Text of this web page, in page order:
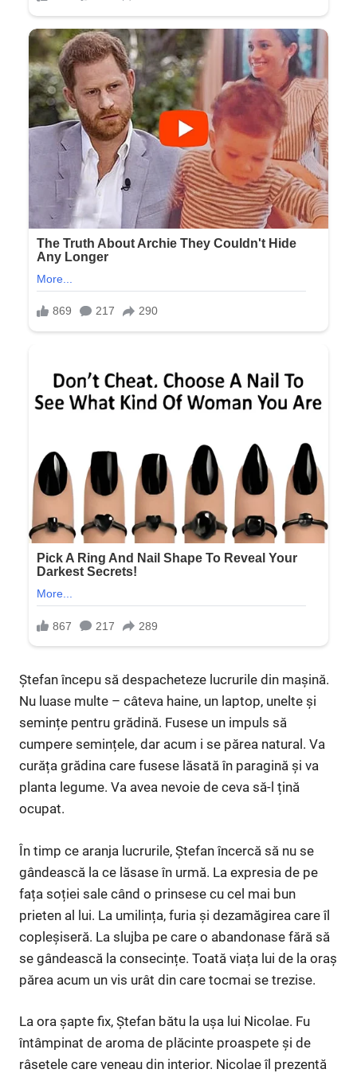
Ștefan începu să despacheteze lucrurile din mașină.
Nu luase multe – câteva haine, un laptop, unelte și
semințe pentru grădină. Fusese un impuls să
cumpere semințele, dar acum i se părea natural. Va
curăța grădina care fusese lăsată în paragină și va
planta legume. Va avea nevoie de ceva să-l țină
ocupat.
În timp ce aranja lucrurile, Ștefan încercă să nu se
gândească la ce lăsase în urmă. La expresia de pe
fața soției sale când o prinsese cu cel mai bun
prieten al lui. La umilința, furia și dezamăgirea care îl
copleșiseră. La slujba pe care o abandonase fără să
se gândească la consecințe. Toată viața lui de la oraș
părea acum un vis urât din care tocmai se trezise.
La ora șapte fix, Ștefan bătu la ușa lui Nicolae. Fu
întâmpinat de aroma de plăcinte proaspete și de
râsetele care veneau din interior. Nicolae îl prezentă